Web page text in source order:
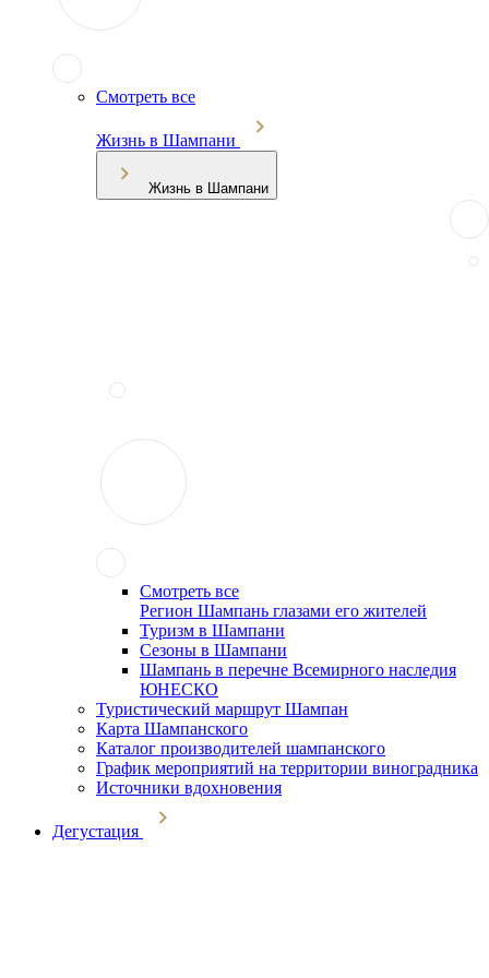
Смотреть все
Жизнь в Шампани
Жизнь в Шампани
Смотреть все
Регион Шампань глазами его жителей
Туризм в Шампани
Сезоны в Шампани
Шампань в перечне Всемирного наследия
ЮНЕСКО
Туристический маршрут Шампан
Карта Шампанского
Каталог производителей шампанского
График мероприятий на территории виноградника
Источники вдохновения
Дегустация